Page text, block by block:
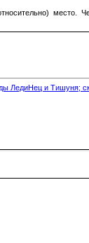
место.
ЛедиНец и Тишуня;